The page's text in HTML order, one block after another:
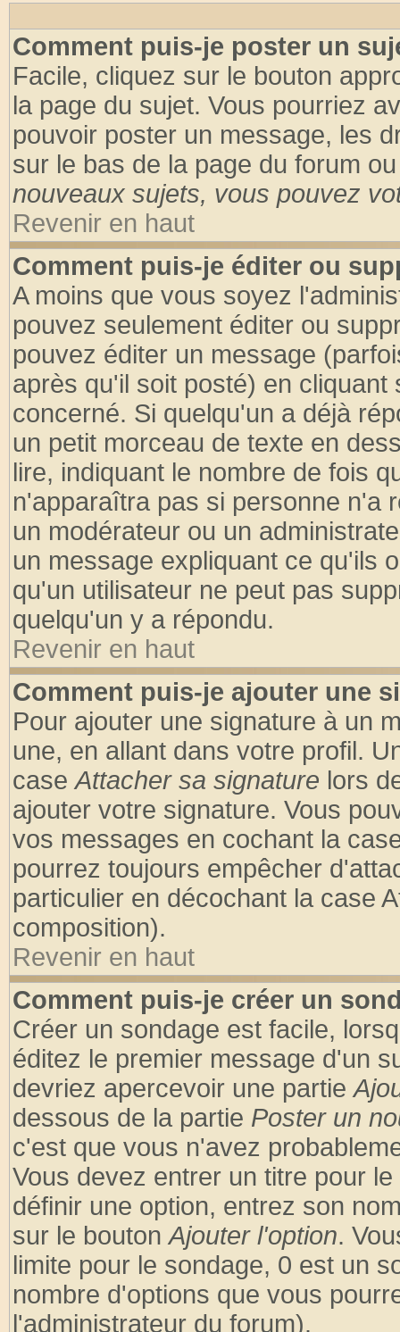
Comment puis-je poster un
Facile, cliquez sur le bouton
la page du sujet. Vous pourriez
pouvoir poster un message, les
sur le bas de la page du forum
nouveaux sujets, vous pouvez
Revenir en haut
Comment puis-je éditer ou
A moins que vous soyez
pouvez seulement éditer ou
pouvez éditer un message
après qu'il soit posté) en
concerné. Si quelqu'un a déjà
un petit morceau de texte en
lire, indiquant le nombre de fois
n'apparaîtra pas si personne n'a
un modérateur ou un
un message expliquant ce qu'ils
qu'un utilisateur ne peut pas
quelqu'un y a répondu.
Revenir en haut
Comment puis-je ajouter une
Pour ajouter une signature à un
une, en allant dans votre profil.
caseAttacher sa signature lors
ajouter votre signature. Vous
vos messages en cochant la
pourrez toujours empêcher
particulier en décochant la case
composition).
Revenir en haut
Comment puis-je créer un
Créer un sondage est facile,
éditez le premier message d'un
devriez apercevoir une partie
dessous de la partie Poster un
c'est que vous n'avez
Vous devez entrer un titre pour
définir une option, entrez son
sur le boutonAjouter l'option.
limite pour le sondage, 0 est un
nombre d'options que vous
l'administrateur du forum).